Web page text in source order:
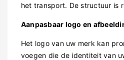
het transport. De structuur is
Aanpasbaar logo en
Het logo van uw merk kan
voegen die de identiteit van